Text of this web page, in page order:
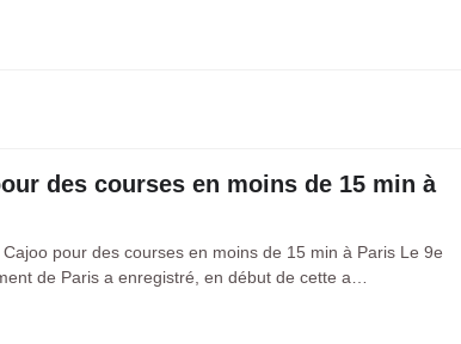
des courses en moins de 15 min à
pour des courses en moins de 15 min à Paris Le 9e
de Paris a enregistré, en début de cette a…